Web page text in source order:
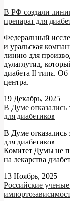
В РФ создали
препарат для
Федеральный
и уральская
линию для
дулаглутид,
диабета II типа. Об
центра.
19 Декабрь, 2025
В Думе отказались
для диабетиков
В Думе отказались
для диабетиков
Комитет Думы не
на лекарства
13 Ноябрь, 2025
Российские